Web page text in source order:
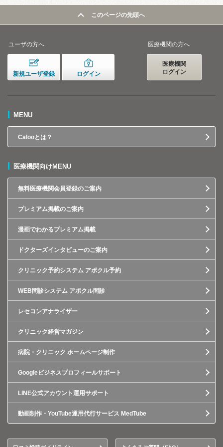
このページの先頭へ
ユーザの方へ
新規ユーザ登録 ログイン
医療機関の方へ
医療機関
ログイン
MENU
Calooとは？
医療機関向けMENU
無料医療機関会員登録のご案内
プレミアム掲載のご案内
漫画でわかるプレミアム掲載
ドクターズインタビューのご案内
クリニック予約システム アポクル予約
WEB問診システム アポクル問診
レセコンアナライザー
クリニック経営マガジン
病院・クリニック ホームページ制作
Googleビジネスプロフィールサポート
LINE公式アカウント運用サポート
動画制作・YouTube運用代行サービス MedTube